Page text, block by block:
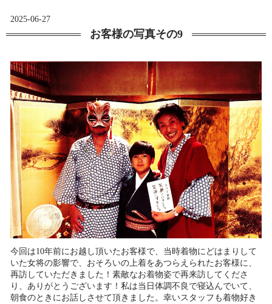
2025-06-27
お客様の写真その9
今回は10年前にお越し頂いたお客様で、当時着物にどはまりして
いた女将の影響で、おそろいの上着をあつらえられたお客様に、
再訪していただきました！素敵なお着物姿で再来訪してくださ
り、ありがとうございます！私は当日体調不良で寝込んでいて、
朝食のときにお話しさせて頂きました。幸いスタッフも着物好き